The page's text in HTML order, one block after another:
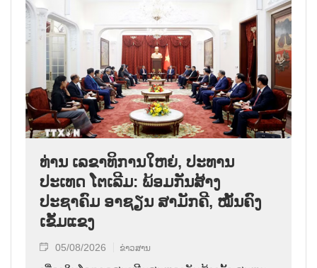
ທ່ານ ເລຂາທິການໃຫຍ່, ປະທານ
ປະເທດ ໂຕເລີມ: ພ້ອມກັນສ້າງ
ປະຊາຄົມ ອາຊຽນ ສາມັກຄີ, ໝັ້ນຄົງ
ເຂັ້ມແຂງ
05/08/2026 ຂ່າວສານ